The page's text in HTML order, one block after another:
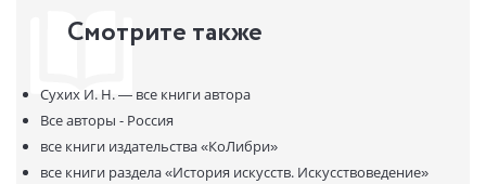
Смотрите также
Сухих И. Н. — все книги автора
Все авторы - Россия
все книги издательства«КоЛибри»
все книги раздела«История искусств. Искусствоведение»